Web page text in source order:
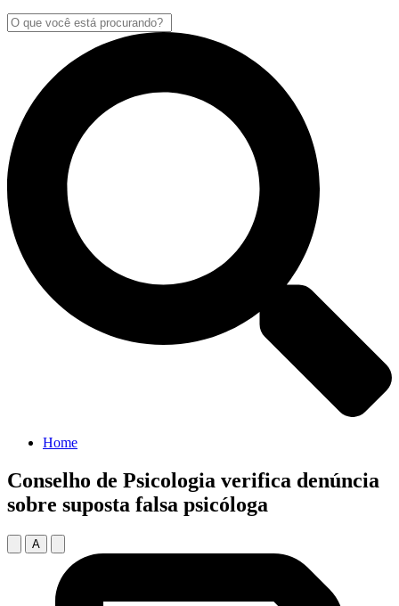
Home
Conselho de Psicologia verifica denúncia
sobre suposta falsa psicóloga
A